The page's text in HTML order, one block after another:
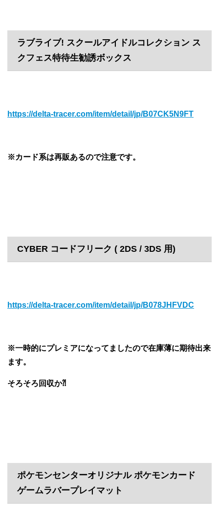
ラブライブ! スクールアイドルコレクション ス
クフェス特待生勧誘ボックス
https://delta-tracer.com/item/detail/jp/B07CK5N9FT
※カード系は再販あるので注意です。
CYBER コードフリーク ( 2DS / 3DS 用)
https://delta-tracer.com/item/detail/jp/B078JHFVDC
※一時的にプレミアになってましたので在庫薄に期待出来
ます。
そろそろ回収か⁈
ポケモンセンターオリジナル ポケモンカード
ゲームラバープレイマット